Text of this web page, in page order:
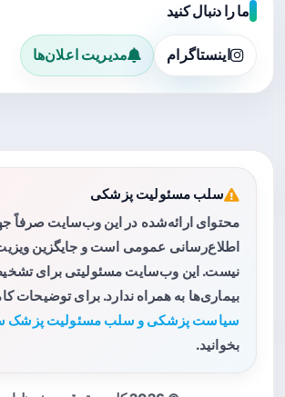
ما را دنبال کنید
اینستاگرام مدیریت اعلان‌ها
سلب مسئولیت پزشکی
محتوای ارائه‌شده در این وب‌سایت صرفاً
اطلاع‌رسانی عمومی است و جایگزین
نیست. این وب‌سایت مسئولیتی برای
بیماری‌ها به همراه ندارد. برای توضیحات
سیاست پزشکی و سلب مسئولیت پزشک
بخوانید.